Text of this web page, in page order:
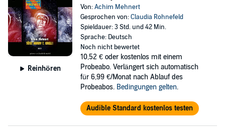
Reinhören
Von:Achim Mehnert
Gesprochen von:Claudia Rohnefeld
Spieldauer: 3 Std. und 42 Min.
Sprache: Deutsch
Noch nicht bewertet
10,52 € oder kostenlos mit einem
Probeabo. Verlängert sich automatisch
für 6,99 €/Monat nach Ablauf des
Probeabos. Bedingungen gelten.
Audible Standard kostenlos testen